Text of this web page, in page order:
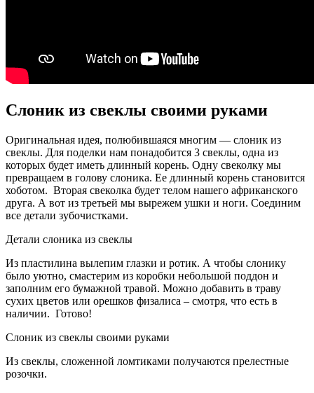
Слоник из свеклы своими руками
Оригинальная идея, полюбившаяся многим — слоник из
свеклы. Для поделки нам понадобится 3 свеклы, одна из
которых будет иметь длинный корень. Одну свеколку мы
превращаем в голову слоника. Ее длинный корень становится
хоботом. Вторая свеколка будет телом нашего африканского
друга. А вот из третьей мы вырежем ушки и ноги. Соединим
все детали зубочистками.
Детали слоника из свеклы
Из пластилина вылепим глазки и ротик. А чтобы слонику
было уютно, смастерим из коробки небольшой поддон и
заполним его бумажной травой. Можно добавить в траву
сухих цветов или орешков физалиса – смотря, что есть в
наличии. Готово!
Слоник из свеклы своими руками
Из свеклы, сложенной ломтиками получаются прелестные
розочки.